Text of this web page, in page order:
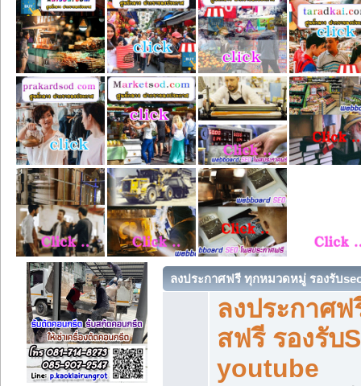
ลงประกาศฟรี ทุกหมวดหมู่ รองรับ
ลงประกาศ
สฟรี รองรับ
youtube